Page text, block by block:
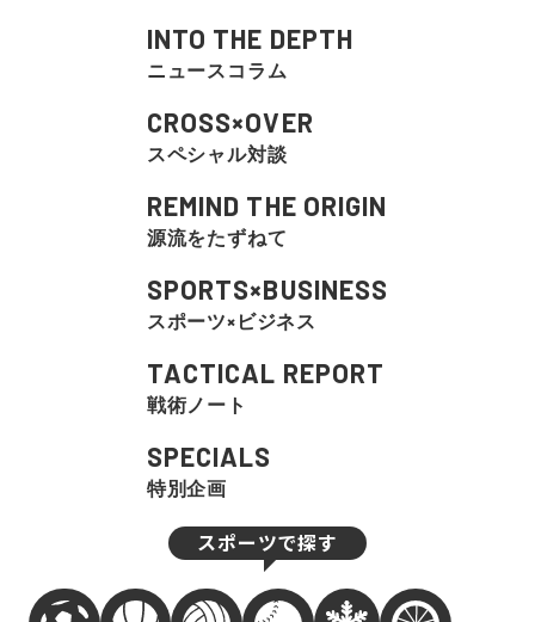
INTO THE DEPTH
ニュースコラム
CROSS×OVER
スペシャル対談
REMIND THE ORIGIN
源流をたずねて
SPORTS×BUSINESS
スポーツ×ビジネス
TACTICAL REPORT
戦術ノート
SPECIALS
特別企画
スポーツで探す